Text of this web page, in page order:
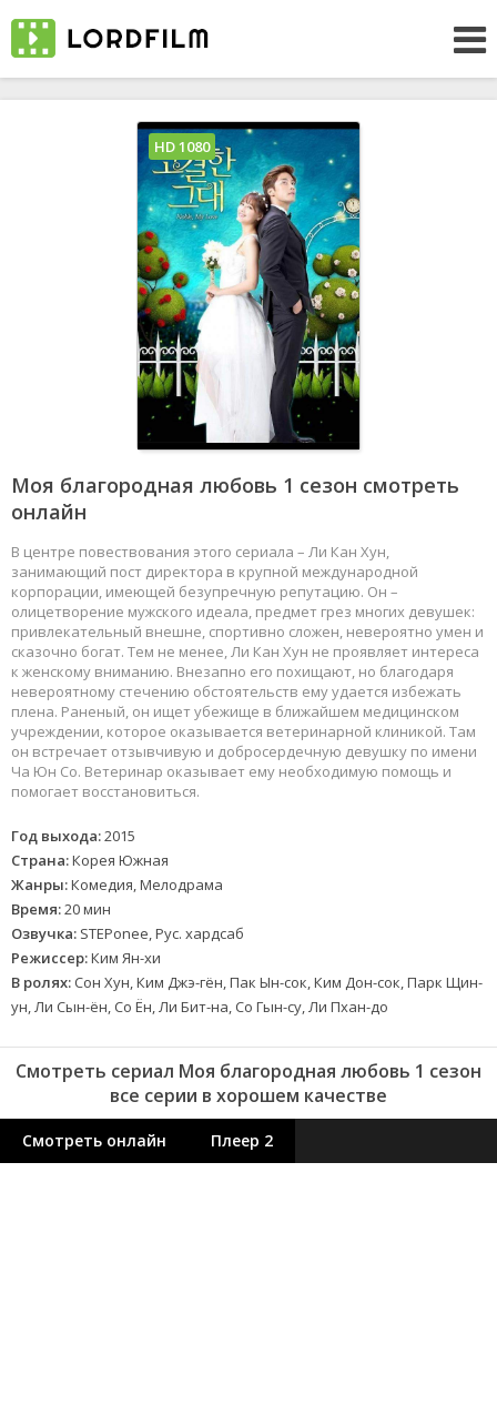
Моя благородная любовь 1 сезон смотреть
онлайн
В центре повествования этого сериала – Ли Кан Хун,
занимающий пост директора в крупной международной
корпорации, имеющей безупречную репутацию. Он –
олицетворение мужского идеала, предмет грез многих девушек:
привлекательный внешне, спортивно сложен, невероятно умен и
сказочно богат. Тем не менее, Ли Кан Хун не проявляет интереса
к женскому вниманию. Внезапно его похищают, но благодаря
невероятному стечению обстоятельств ему удается избежать
плена. Раненый, он ищет убежище в ближайшем медицинском
учреждении, которое оказывается ветеринарной клиникой. Там
он встречает отзывчивую и добросердечную девушку по имени
Ча Юн Со. Ветеринар оказывает ему необходимую помощь и
помогает восстановиться.
Год выхода:2015
Страна:Корея Южная
Жанры:Комедия, Мелодрама
Время:20 мин
Озвучка: STEPonee, Рус. хардсаб
Режиссер:Ким Ян-хи
В ролях: Сон Хун, Ким Джэ-гён, Пак Ын-сок, Ким Дон-сок, Парк Щин-
ун, Ли Сын-ён, Со Ён, Ли Бит-на, Со Гын-су, Ли Пхан-до
HD 1080
Смотреть сериал Моя благородная любовь 1 сезон
все серии в хорошем качестве
Смотреть онлайн Плеер 2